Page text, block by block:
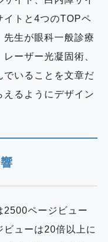
イトと4つのTOPペ
先生が眼科一般診療
ーザー光凝固術、
でいることを文章だ
えるようにデザイン
2500ページビュー
ビューは20倍以上に